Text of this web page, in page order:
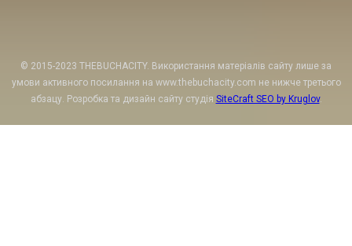
© 2015-2023 THEBUCHACITY. Використання матеріалів сайту лише за
умови активного посилання на www.thebuchacity.com не нижче третього
абзацу. Розробка та дизайн сайту студія SiteCraft SEO by Kruglov.